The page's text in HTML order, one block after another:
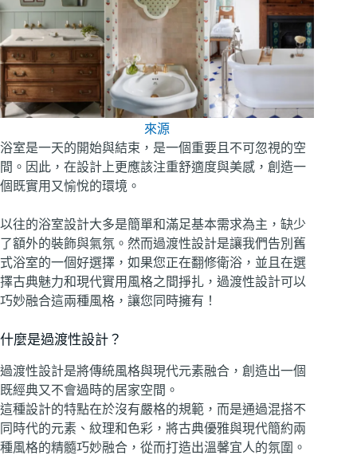
來源
浴室是一天的開始與結束，是一個重要且不可忽視的空
間。因此，在設計上更應該注重舒適度與美感，創造一
個既實用又愉悅的環境。
以往的浴室設計大多是簡單和滿足基本需求為主，缺少
了額外的裝飾與氣氛。然而過渡性設計是讓我們告別舊
式浴室的一個好選擇，如果您正在翻修衛浴，並且在選
擇古典魅力和現代實用風格之間掙扎，過渡性設計可以
巧妙融合這兩種風格，讓您同時擁有！
什麼是過渡性設計？
過渡性設計是將傳統風格與現代元素融合，創造出一個
既經典又不會過時的居家空間。
這種設計的特點在於沒有嚴格的規範，而是通過混搭不
同時代的元素、紋理和色彩，將古典優雅與現代簡約兩
種風格的精髓巧妙融合，從而打造出溫馨宜人的氛圍。